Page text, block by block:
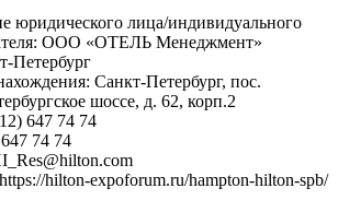
юридического лица/индивидуального
ООО «ОТЕЛЬ Менеджмент»
Петербург
Санкт-Петербург, пос.
шоссе, д. 62, корп.2
647 74 74
74 74
hilton-expoforum.ru/hampton-hilton-spb/